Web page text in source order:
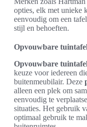
opties, elk met unieke
eenvoudig om een
stijl en behoeften.
Opvouwbare
Opvouwbare
keuze voor iedereen
buitenmeubilair. Deze
alleen een plek om
eenvoudig te
situaties. Het gebruik
optimaal gebruik te